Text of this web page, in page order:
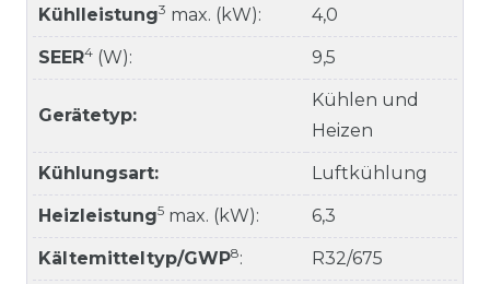
Kühlleistung3 max. (kW): 4,0
SEER4 (W): 9,5
Gerätetyp:
Kühlen und
Heizen
Kühlungsart: Luftkühlung
Heizleistung5 max. (kW): 6,3
Kältemitteltyp/GWP8: R32/675